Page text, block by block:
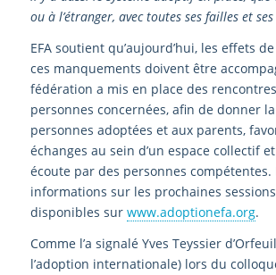
ou à l’étranger, avec toutes ses failles et
EFA soutient qu’aujourd’hui, les effets
ces manquements doivent être
fédération a mis en place des
personnes concernées, afin de donner
personnes adoptées et aux parents,
échanges au sein d’un espace collectif
écoute par des personnes compétentes.
informations sur les prochaines
disponibles sur www.adoptionefa.org.
Comme l’a signalé Yves Teyssier
l’adoption internationale) lors du